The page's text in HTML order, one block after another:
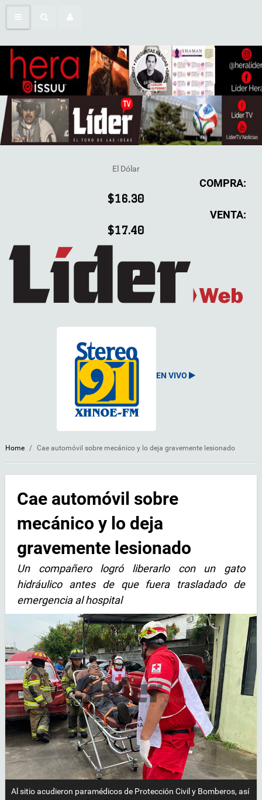
El Dólar
COMPRA:
$16.30
VENTA:
$17.40
EN VIVO
Home / Cae automóvil sobre mecánico y lo deja gravemente lesionado
Cae automóvil sobre
mecánico y lo deja
gravemente lesionado
Un compañero logró liberarlo con un gato
hidráulico antes de que fuera trasladado de
emergencia al hospital
Al sitio acudieron paramédicos de Protección Civil y Bomberos, así